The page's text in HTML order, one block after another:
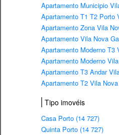
Apartamento Municipio
Apartamento T1 T2 Porto
Apartamento Zona Vila
Apartamento Vila Nova
Apartamento Moderno T3
Apartamento Moderno
Apartamento T3 Andar
Apartamento T2 Vila
Tipo imovéis
Casa Porto (14 727)
Quinta Porto (14 727)